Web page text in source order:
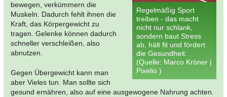
Regelmäßig Sport
treiben - das macht
nicht nur schlank,
sondern baut Stress
ab, hält fit und fördert
die Gesundheit.
(Quelle: Marco Kröner |
Pixelio )
bewegen, verkümmern die
Muskeln. Dadurch fehlt ihnen die
Kraft, das Körpergewicht zu
tragen. Gelenke können dadurch
schneller verschleißen, also
abnutzen.
Gegen Übergewicht kann man
aber Vieles tun. Man sollte sich
gesund ernähren, also auf eine ausgewogene Nahrung achten.